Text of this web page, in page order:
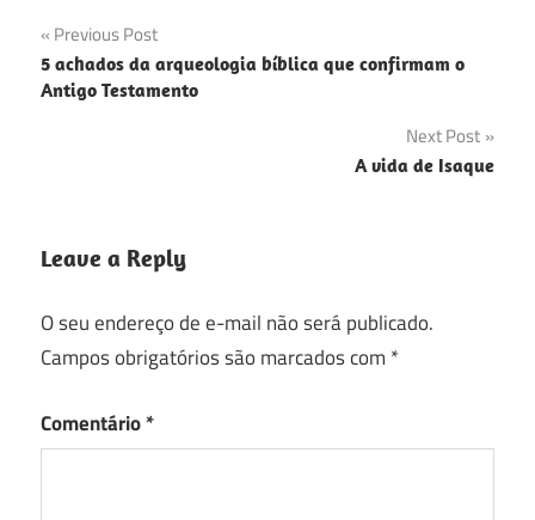
Navegação
de
Previous Post
5 achados da arqueologia bíblica que confirmam o
Antigo Testamento
Next Post
A vida de Isaque
Leave a Reply
O seu endereço de e-mail não será publicado.
Campos obrigatórios são marcados com *
Comentário*